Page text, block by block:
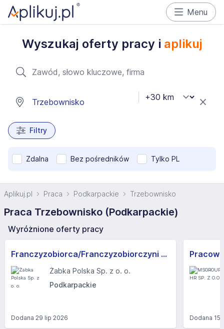
Menu
Wyszukaj oferty pracy i aplikuj
Filtry
Zdalna Bez pośredników Tylko PL
Aplikuj.pl Praca Podkarpackie Trzebownisko
Praca Trzebownisko (Podkarpackie)
Wyróżnione oferty pracy
Franczyzobiorca/Franczyzobiorczyni sklepu Żabka
Żabka Polska Sp. z o. o.
Podkarpackie
Dodana 29 lip 2026 Dodana 15